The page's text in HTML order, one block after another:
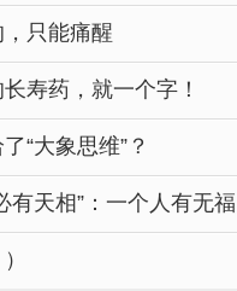
只能痛醒
寿药，就一个字！
“大象思维”？
有天相”：一个人有无福